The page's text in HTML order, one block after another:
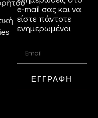
e-mail σας και να
είστε πάντοτε
ενημερωμένοι
ΕΓΓΡΑΦΗ